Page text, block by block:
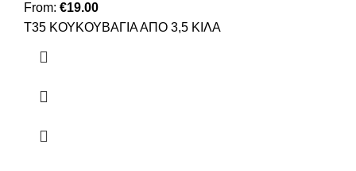
From: €19.00
Τ35 ΚΟΥΚΟΥΒΑΓΙΑ ΑΠΟ 3,5 ΚΙΛΑ